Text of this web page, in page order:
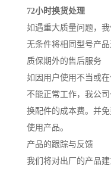
72小时换货处理
如遇重大质量问题，
无条件将相同型号产
质保期外的售后服务
如因用户使用不当或
不能正常工作，我公
换配件的成本费。并
使用产品。
产品的跟踪与反馈
我们将对出厂的产品